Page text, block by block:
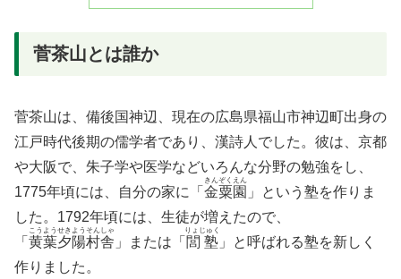
菅茶山とは誰か
菅茶山は、備後国神辺、現在の広島県福山市神辺町出身の
江戸時代後期の儒学者であり、漢詩人でした。彼は、京都
や大阪で、朱子学や医学などいろんな分野の勉強をし、
1775年頃には、自分の家に「 金粟園
きんぞくえん
」という塾を作りま
した。1792年頃には、生徒が増えたので、
「 黄葉夕陽村舎
こうようせきようそんしゃ
」または「 閭塾
りょじゅく
」と呼ばれる塾を新しく
作りました。